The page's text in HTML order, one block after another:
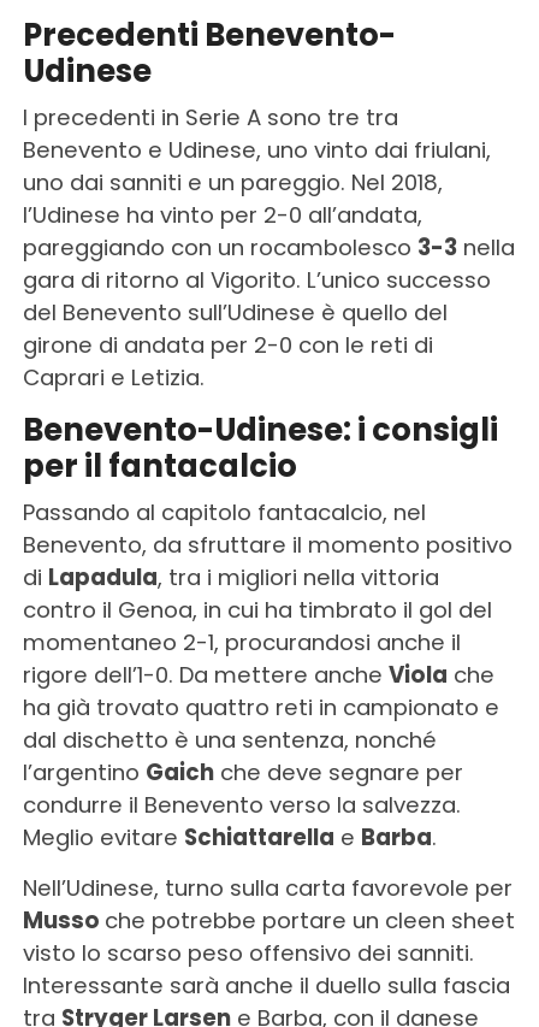
Precedenti Benevento-
Udinese
I precedenti in Serie A sono tre tra
Benevento e Udinese, uno vinto dai friulani,
uno dai sanniti e un pareggio. Nel 2018,
l’Udinese ha vinto per 2-0 all’andata,
pareggiando con un rocambolesco 3-3nella
gara di ritorno al Vigorito. L’unico successo
del Benevento sull’Udinese è quello del
girone di andata per 2-0 con le reti di
Caprari e Letizia.
Benevento-Udinese: i consigli
per il fantacalcio
Passando al capitolo fantacalcio, nel
Benevento, da sfruttare il momento positivo
di Lapadula, tra i migliori nella vittoria
contro il Genoa, in cui ha timbrato il gol del
momentaneo 2-1, procurandosi anche il
rigore dell’1-0. Da mettere anche Viola che
ha già trovato quattro reti in campionato e
dal dischetto è una sentenza, nonché
l’argentino Gaichche deve segnare per
condurre il Benevento verso la salvezza.
Meglio evitare Schiattarella e Barba.
Nell’Udinese, turno sulla carta favorevole per
Musso che potrebbe portare un cleen sheet
visto lo scarso peso offensivo dei sanniti.
Interessante sarà anche il duello sulla fascia
tra Stryger Larsene Barba, con il danese